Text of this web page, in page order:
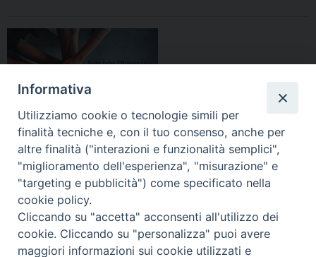
HOME DIOCESI VESCOVO CURIA VESCOVILE NEWS
APPUNTAMENTI CONTATTI SERVIZIO ANTENATI
Informativa
Utilizziamo cookie o tecnologie simili per
finalità tecniche e, con il tuo consenso, anche per
altre finalità ("interazioni e funzionalità semplici",
"miglioramento dell'esperienza", "misurazione" e
"targeting e pubblicità") come specificato nella
cookie policy.
Cliccando su "accetta" acconsenti all'utilizzo dei
cookie. Cliccando su "personalizza" puoi avere
maggiori informazioni sui cookie utilizzati e